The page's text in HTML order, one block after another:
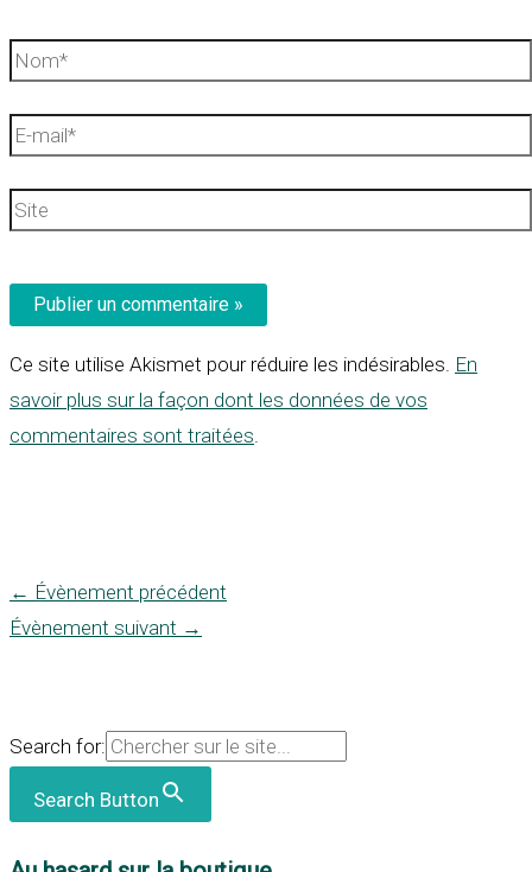
Nom*
E-
Site
Ce site utilise Akismet pour réduire les indésirables. En
savoir plus sur la façon dont les données de vos
commentaires sont traitées
← Évènement précédent
Évènement suivant →
Search for:
Search Button